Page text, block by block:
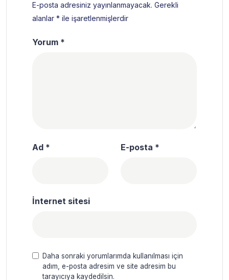
E-posta adresiniz yayınlanmayacak. Gerekli
alanlar * ile işaretlenmişlerdir
Yorum *
Ad * E-posta *
İnternet sitesi
Daha sonraki yorumlarımda kullanılması için
adım, e-posta adresim ve site adresim bu
tarayıcıya kaydedilsin.